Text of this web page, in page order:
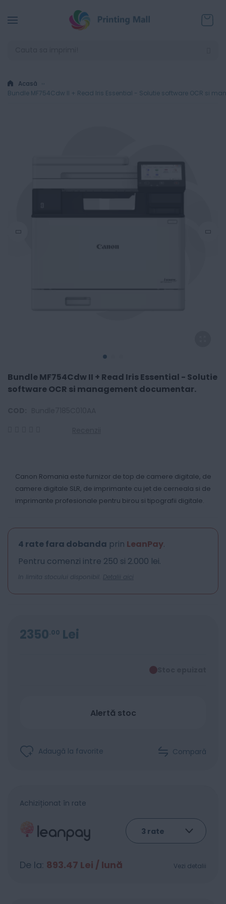
Acasă
Bundle MF754Cdw II + Read Iris Essential - Solutie software OCR si
Bundle MF754Cdw II + Read Iris Essential - Solutie
software OCR si management documentar.
Canon Romania este furnizor de top de camere digitale, de
camere digitale SLR, de imprimante cu jet de cerneala si de
imprimante profesionale pentru birou si tipografii digitale.
4 rate fara dobanda prin LeanPay.
Pentru comenzi intre 250 si 2.000 lei.
In limita stocului disponibil. Detalii aici
2350 00 Lei
Alertă stoc
Adaugă la favorite Compară
Achiziționat în rate
De la: 893.47 Lei / lună Vezi detalii